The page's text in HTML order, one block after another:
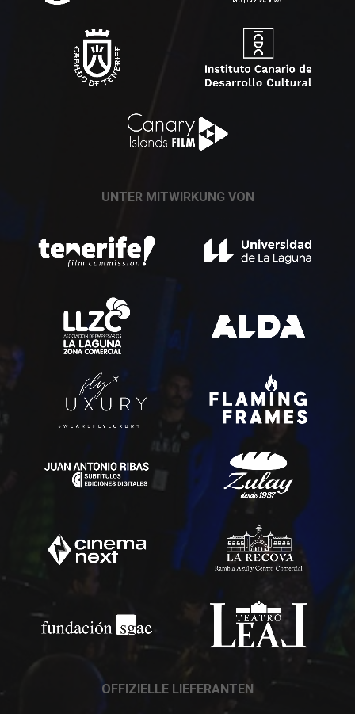
UNTER MITWIRKUNG VON
OFFIZIELLE LIEFERANTEN